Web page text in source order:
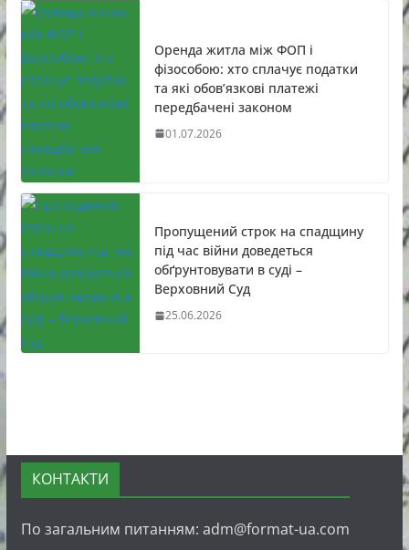
Оренда житла між ФОП і
фізособою: хто сплачує податки
та які обов’язкові платежі
передбачені законом
01.07.2026
Пропущений строк на спадщину
під час війни доведеться
обґрунтовувати в суді –
Верховний Суд
25.06.2026
КОНТАКТИ
По загальним питанням: adm@format-ua.com